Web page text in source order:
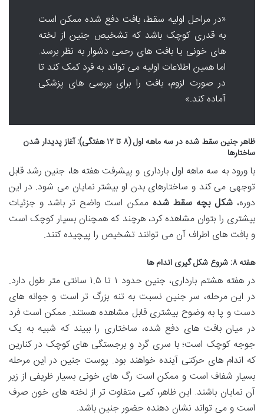
«در مراحل اولیه سقط، بافت دفع شده ممکن است
به قدری کوچک باشد که تشخیص جنین از لخته
های خونی یا بافت های رحمی دشوار به نظر برسد.
اما همین اطلاعات اولیه می تواند به فرد کمک کند تا
در صورت لزوم، بافت را برای بررسی های پزشکی
آماده کند.»
ظاهر جنین سقط شده در سه ماهه اول (۸ تا ۱۲ هفتگی): آغاز پدیدار شدن
ساختارها
با ورود به سه ماهه اول بارداری و پیشرفت هفته ها، جنین رشد قابل
توجهی می کند و ساختارهای بدن او بیشتر نمایان می شود. در این
دوره،شکل بچه سقط شده ممکن است واضح تر باشد و جزئیات
بیشتری را بتوان مشاهده کرد، هرچند که همچنان بسیار کوچک است
و بافت های اطراف آن می توانند تشخیص را پیچیده کنند.
هفته ۸: شروع شکل گیری اندام ها
در هفته هشتم بارداری، جنین حدود ۱ تا ۱.۵ سانتی متر طول دارد.
در این مرحله، سر جنین نسبت به تنه بزرگ تر است و جوانه های
دست و پا به وضوح بیشتری قابل مشاهده هستند. ممکن است فرد
در میان بافت های دفع شده، ساختاری را ببیند که شبیه به یک
جوجه کوچک است؛ با سری گرد و برجستگی های کوچک در کنارین
که اندام های حرکتی آینده خواهند بود. پوست جنین در این مرحله
بسیار شفاف است و ممکن است رگ های خونی بسیار ظریفی از زیر
آن نمایان باشند. این ظاهر، کمی متفاوت تر از لخته های خون صرف
است و می تواند نشان دهنده حضور جنین باشد.